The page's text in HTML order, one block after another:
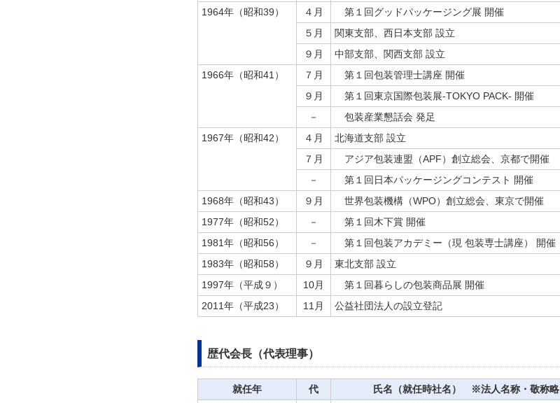
1964年（昭和39）
４月
第１回グッドパッケージング展 開催
５月
関東支部、西日本支部 設立
９月
中部支部、関西支部 設立
1966年（昭和41）
７月
第１回包装管理士講座 開催
９月
第１回東京国際包装展-TOKYO PACK- 開催
－
包装産業懇話会 発足
1967年（昭和42）
４月
北海道支部 設立
７月
アジア包装連盟（APF）創立総会、京都で開催
－
第１回日本パッケージングコンテスト 開催
1968年（昭和43）
９月
世界包装機構（WPO）創立総会、東京で開催
1977年（昭和52）
－
第１回木下賞 開催
1981年（昭和56）
－
第１回包装アカデミー（現 包装専士講座） 開催
1983年（昭和58）
９月
東北支部 設立
1997年（平成９）
10月
第１回暮らしの包装商品展 開催
2011年（平成23）
11月 公益社団法人の設立登記
歴代会長（代表理事）
就任年 代
氏名（就任時社名） ※法人名称・敬称略